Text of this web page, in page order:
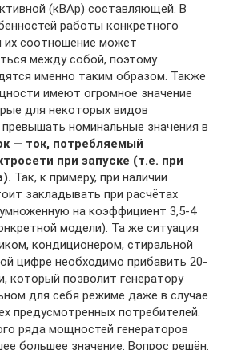
(кВАр) составляющей. В
работы конкретного
их соотношение может
между собой, поэтому
именно таким образом. Также
имеют огромное значение
для некоторых видов
номинальные значения в
— ток, потребляемый
при запуске (т.е. при
Так, к примеру, при наличии
закладывать при расчётах
на коэффициент 3,5-4
модели). Та же ситуация
кондиционером, стиральной
цифре необходимо прибавить 20-
который позволит генератору
для себя режиме даже в случае
предусмотренных потребителей.
ряда мощностей генераторов
большее значение. Вопрос решён.